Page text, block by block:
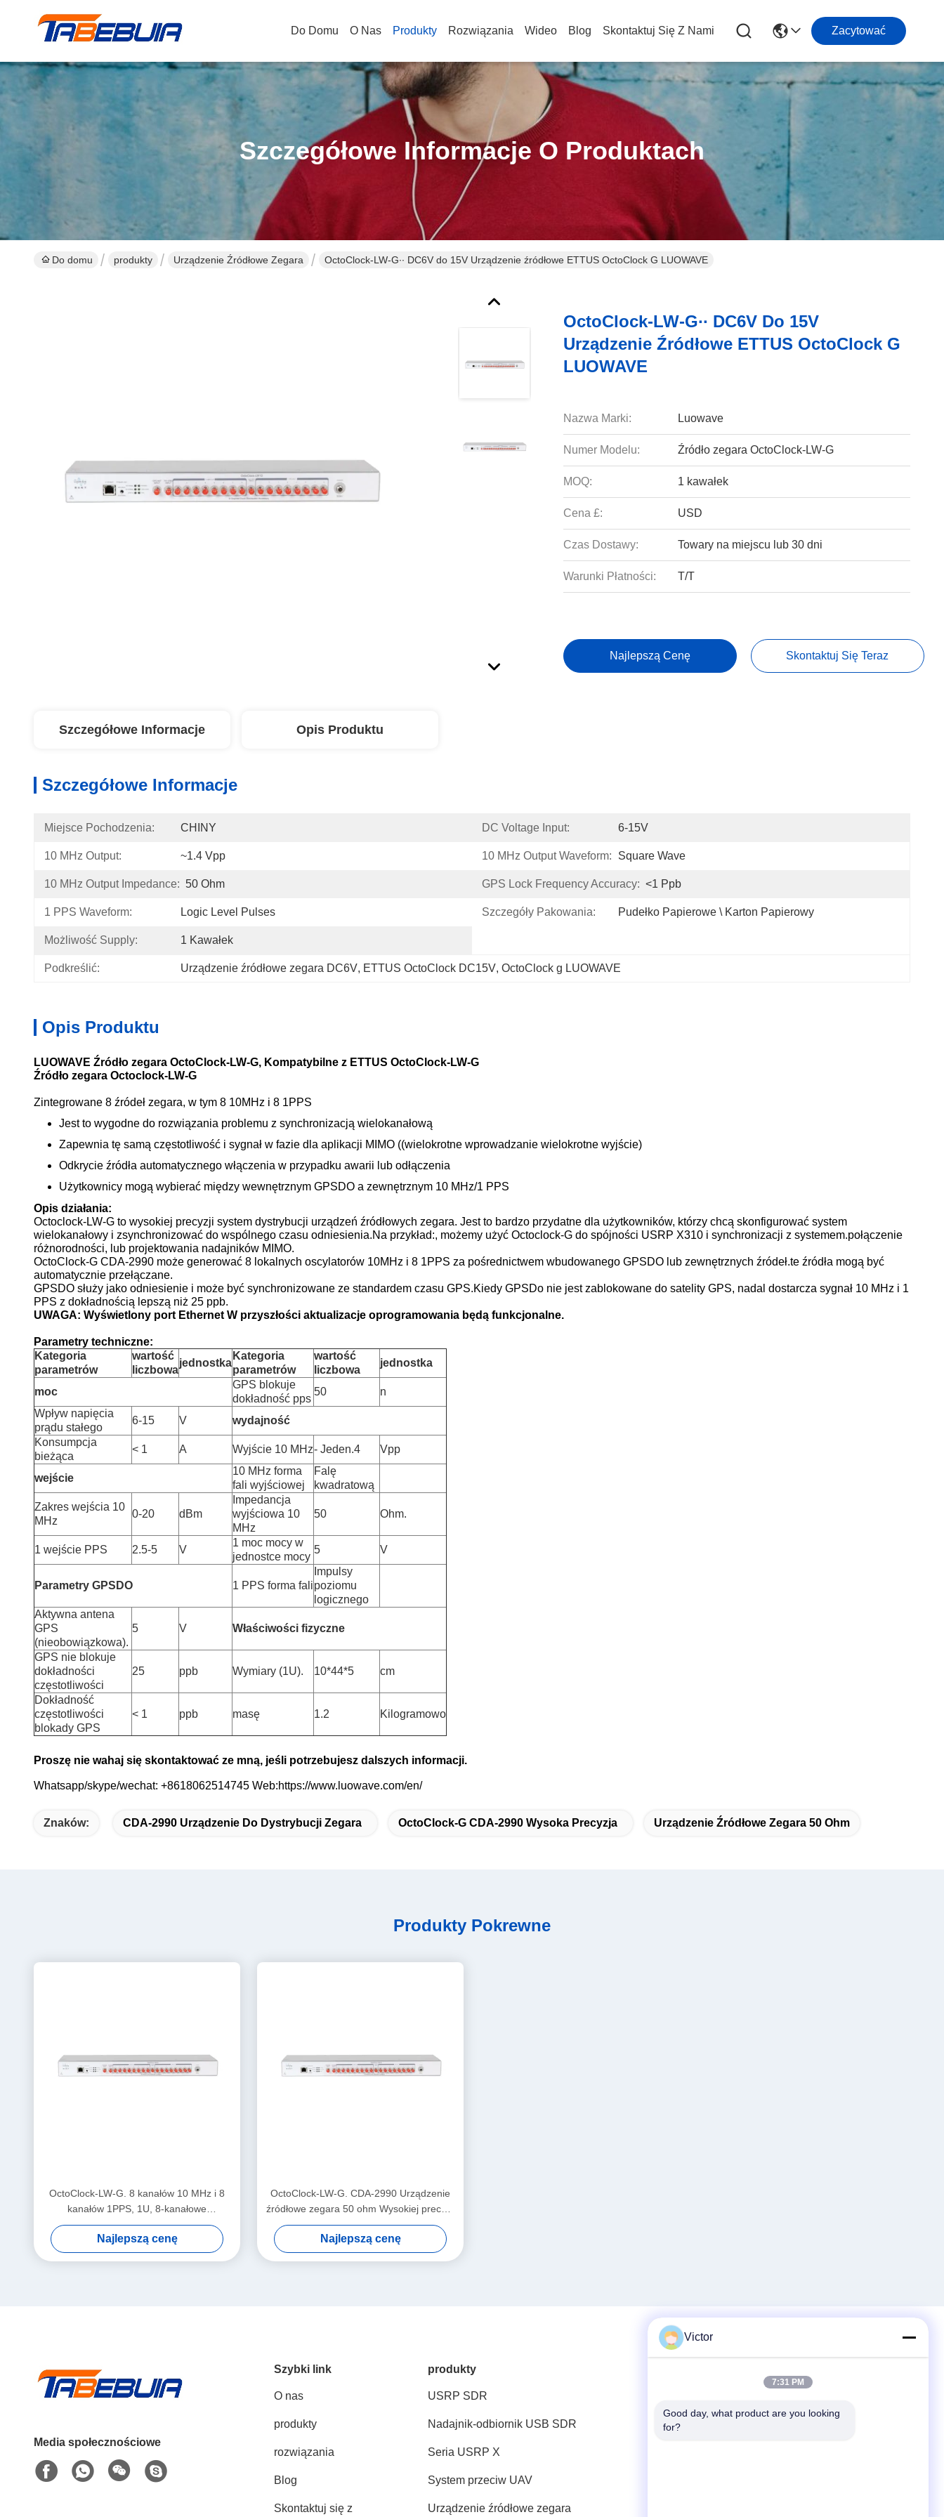
Do Domu O Nas Produkty Rozwiązania Wideo Blog Skontaktuj Się Z Nami Zacytować
Szczegółowe Informacje O Produktach
Do domu produkty Urządzenie Źródłowe Zegara OctoClock-LW-G∙∙ DC6V do 15V Urządzenie źródłowe ETTUS OctoClock G LUOWAVE
OctoClock-LW-G∙∙ DC6V Do 15V
Urządzenie Źródłowe ETTUS OctoClock G
LUOWAVE
Nazwa Marki: Luowave
Numer Modelu: Źródło zegara OctoClock-LW-G
MOQ: 1 kawałek
Cena £: USD
Czas Dostawy: Towary na miejscu lub 30 dni
Warunki Płatności: T/T
Najlepszą Cenę Skontaktuj Się Teraz
Szczegółowe Informacje Opis Produktu
Szczegółowe Informacje
Miejsce Pochodzenia: CHINY DC Voltage Input: 6-15V
10 MHz Output: ~1.4 Vpp 10 MHz Output Waveform: Square Wave
10 MHz Output Impedance: 50 Ohm GPS Lock Frequency Accuracy: <1 Ppb
1 PPS Waveform: Logic Level Pulses Szczegóły Pakowania: Pudełko Papierowe \ Karton Papierowy
Możliwość Supply: 1 Kawałek
Podkreślić: Urządzenie źródłowe zegara DC6V, ETTUS OctoClock DC15V, OctoClock g LUOWAVE
Opis Produktu
LUOWAVE Źródło zegara OctoClock-LW-G, Kompatybilne z ETTUS OctoClock-LW-G
Źródło zegara Octoclock-LW-G
Zintegrowane 8 źródeł zegara, w tym 8 10MHz i 8 1PPS
Jest to wygodne do rozwiązania problemu z synchronizacją wielokanałową
Zapewnia tę samą częstotliwość i sygnał w fazie dla aplikacji MIMO ((wielokrotne wprowadzanie wielokrotne wyjście)
Odkrycie źródła automatycznego włączenia w przypadku awarii lub odłączenia
Użytkownicy mogą wybierać między wewnętrznym GPSDO a zewnętrznym 10 MHz/1 PPS
Opis działania:
Octoclock-LW-G to wysokiej precyzji system dystrybucji urządzeń źródłowych zegara. Jest to bardzo przydatne dla użytkowników, którzy chcą skonfigurować system
wielokanałowy i zsynchronizować do wspólnego czasu odniesienia.Na przykład:, możemy użyć Octoclock-G do spójności USRP X310 i synchronizacji z systemem.połączenie
różnorodności, lub projektowania nadajników MIMO.
OctoClock-G CDA-2990 może generować 8 lokalnych oscylatorów 10MHz i 8 1PPS za pośrednictwem wbudowanego GPSDO lub zewnętrznych źródeł.te źródła mogą być
automatycznie przełączane.
GPSDO służy jako odniesienie i może być synchronizowane ze standardem czasu GPS.Kiedy GPSDo nie jest zablokowane do satelity GPS, nadal dostarcza sygnał 10 MHz i 1
PPS z dokładnością lepszą niż 25 ppb.
UWAGA: Wyświetlony port Ethernet W przyszłości aktualizacje oprogramowania będą funkcjonalne.
Parametry techniczne:
Kategoria
parametrów
wartość
liczbowa
jednostka
Kategoria
parametrów
wartość
liczbowa
jednostka
moc
GPS blokuje
dokładność pps
50
n
Wpływ napięcia
prądu stałego
6-15 V
wydajność
Konsumpcja
bieżąca
< 1 A Wyjście 10 MHz- Jeden.4 Vpp
wejście
10 MHz forma
fali wyjściowej
Falę
kwadratową
Zakres wejścia 10
MHz
0-20 dBm
Impedancja
wyjściowa 10
MHz
50 Ohm.
1 wejście PPS 2.5-5 V
1 moc mocy w
jednostce mocy
5 V
Parametry GPSDO 1 PPS forma fali
Impulsy
poziomu
logicznego
Aktywna antena
GPS
(nieobowiązkowa).
5 V Właściwości fizyczne
GPS nie blokuje
dokładności
częstotliwości
25 ppb Wymiary (1U). 10*44*5 cm
Dokładność
częstotliwości
blokady GPS
< 1 ppb masę 1.2 Kilogramowo
Proszę nie wahaj się skontaktować ze mną, jeśli potrzebujesz dalszych informacji.
Whatsapp/skype/wechat: +8618062514745 Web:https://www.luowave.com/en/
Znaków: CDA-2990 Urządzenie Do Dystrybucji Zegara OctoClock-G CDA-2990 Wysoka Precyzja Urządzenie Źródłowe Zegara 50 Ohm
Produkty Pokrewne
OctoClock-LW-G. 8 kanałów 10 MHz i 8
kanałów 1PPS, 1U, 8-kanałowe
zintegrowane źródła zegara
Najlepszą cenę
OctoClock-LW-G. CDA-2990 Urządzenie
źródłowe zegara 50 ohm Wysokiej precyzji
urządzenie dystrybucyjne
Najlepszą cenę
Media społecznościowe
Szybki link
O nas
produkty
rozwiązania
Blog
Skontaktuj się z
produkty
USRP SDR
Nadajnik-odbiornik USB SDR
Seria USRP X
System przeciw UAV
Urządzenie źródłowe zegara
86--18062514745
Victor
7:31 PM
Good day, what product are you looking
for?